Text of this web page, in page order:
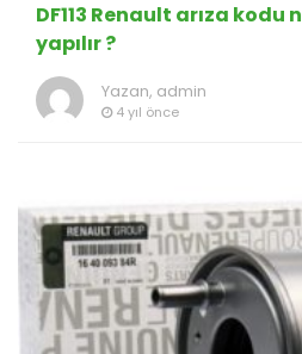
DF113 Renault arıza kodu
yapılır ?
Yazan, admin
4 yıl önce